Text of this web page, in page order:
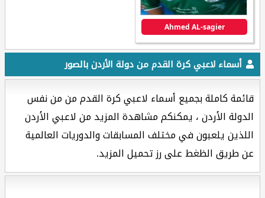
Ahmed AL-sagier
أسماء لاعبي كرة القدم من دولة الأردن بالصور
قائمة كاملة بجميع أسماء لاعبي كرة القدم من من نفس
الدولة الأردن ، يمكنكم مشاهدة المزيد من لاعبي الأردن
اللذين يلعبون في مختلف المسابقات والدوريات العالمية
عن طريق الظغط على رز تحميل المزيد.